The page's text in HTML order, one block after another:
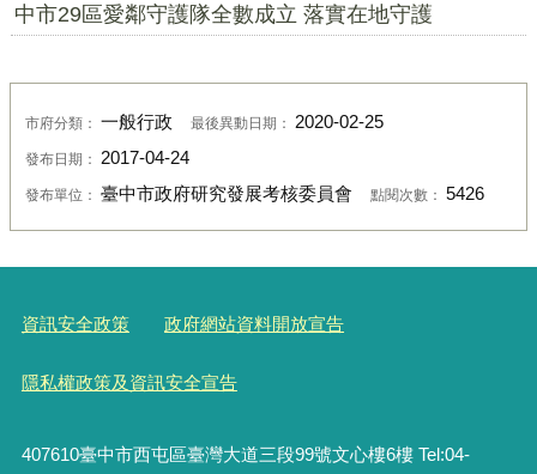
中市29區愛鄰守護隊全數成立 落實在地守護
市府分類： 一般行政 最後異動日期： 2020-02-25
發布日期： 2017-04-24
發布單位： 臺中市政府研究發展考核委員會 點閱次數： 5426
資訊安全政策 政府網站資料開放宣告
隱私權政策及資訊安全宣告
407610臺中市西屯區臺灣大道三段99號文心樓6樓 Tel:04-